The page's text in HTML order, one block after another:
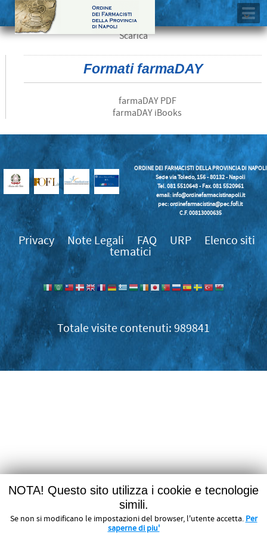
Scarica
Formati farmaDAY
farmaDAY PDF
farmaDAY iBooks
ORDINE DEI FARMACISTI DELLA PROVINCIA DI NAPOLI
Sede via Toledo, 156 - 80132 - Napoli
Tel. 081 5510648 - Fax. 081 5520961
email:info@ordinefarmacistinapoli.it
pec: ordinefarmacistina@pec.fofi.it
C.F. 00813000635
Privacy Note Legali FAQ URP
Elenco siti
tematici
989841
NOTA! Questo sito utilizza i cookie e tecnologie
simili.
Se non si modificano le impostazioni del browser, l'utente accetta. Per
saperne di piu'